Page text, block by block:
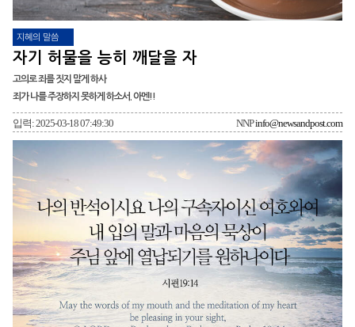
지혜의 말씀
자기 허물을 능히 깨달을 자
고의로 죄를 짓지 말게 하사
죄가 나를 주장하지 못하게 하소서. 아멘!!
입력: 2025-03-18 07:49:30 NNPinfo@newsandpost.com